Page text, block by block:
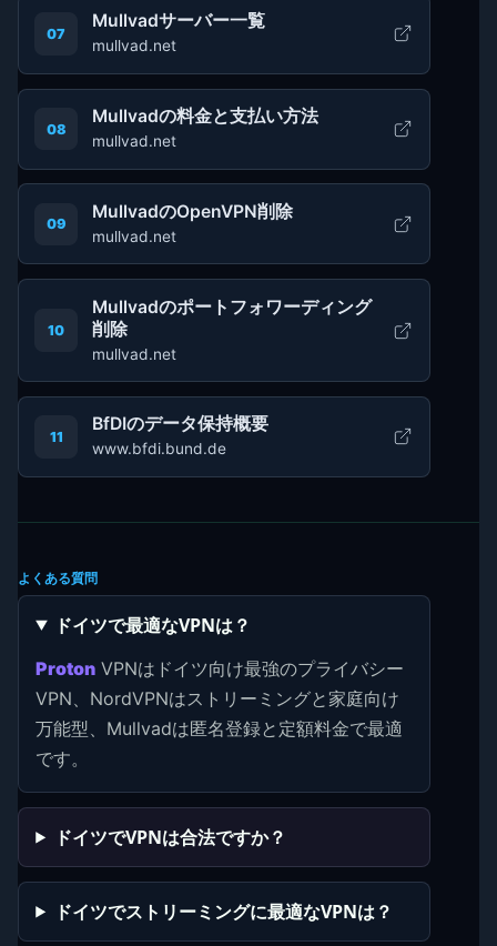
07
Mullvadサーバー一覧
mullvad.net
08
Mullvadの料金と支払い方法
mullvad.net
09
MullvadのOpenVPN削除
mullvad.net
10
Mullvadのポートフォワーディング
削除
mullvad.net
11
BfDIのデータ保持概要
www.bfdi.bund.de
よくある質問
ドイツで最適なVPNは？
Proton VPNはドイツ向け最強のプライバシー
VPN、NordVPNはストリーミングと家庭向け
万能型、Mullvadは匿名登録と定額料金で最適
です。
ドイツでVPNは合法ですか？
ドイツでストリーミングに最適なVPNは？